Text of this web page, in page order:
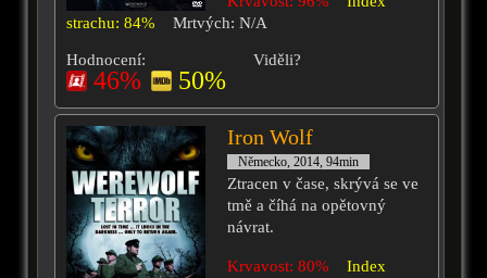
strachu: 84%
Mrtvých: N/A
Hodnocení:
46% 50%
Viděli?
Iron Wolf
Německo, 2014, 94min
Ztracen v čase, skrývá se ve
tmě a číhá na opětovný
návrat.
Krvavost: 80%
Index